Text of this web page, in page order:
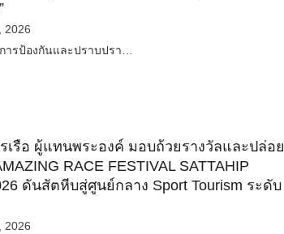
2026
รป้องกันและปราบปรา…
รือ ผู้แทนพระองค์ มอบถ้วยรางวัลและปล่อย
RACE FESTIVAL SATTAHIP
ดันสัตหีบสู่ศูนย์กลาง Sport Tourism ระดับ
2026